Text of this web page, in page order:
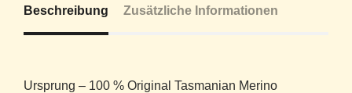
Beschreibung Zusätzliche Informationen
Ursprung – 100 % Original Tasmanian Merino